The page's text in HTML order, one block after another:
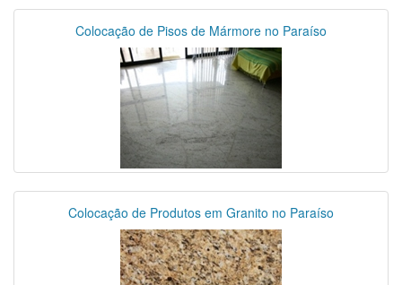
Colocação de Pisos de Mármore no Paraíso
Colocação de Produtos em Granito no Paraíso